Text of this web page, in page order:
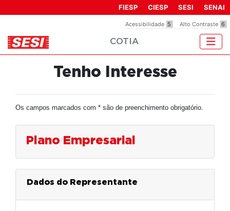
inclui
um
acessibilidade.
Acessibilidade 5 Alto Contraste 6
FIESP CIESP SESI SENAI
COTIA
Tenho Interesse
Os campos marcados com * são de preenchimento obrigatório.
Plano Empresarial
Dados do Representante